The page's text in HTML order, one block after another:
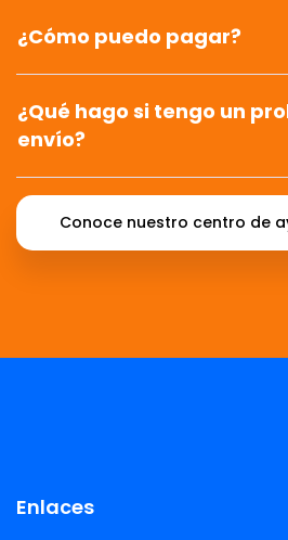
¿Cómo puedo pagar?
¿Qué hago si tengo un
envío?
Conoce nuestro centro de
Enlaces